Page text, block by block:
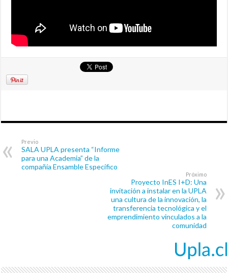
Previo
SALA UPLA presenta “Informe
para una Academia” de la
compañía Ensamble Específico
Próximo
Proyecto InES I+D: Una
invitación a instalar en la UPLA
una cultura de la innovación, la
transferencia tecnológica y el
emprendimiento vinculados a la
comunidad